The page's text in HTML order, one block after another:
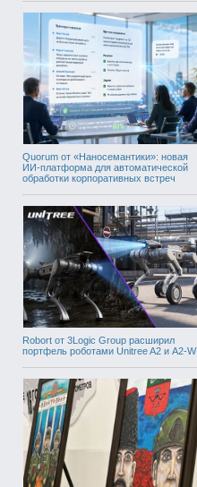
Quorum от «Наносемантики»: новая
ИИ-платформа для автоматической
обработки корпоративных встреч
Robort от 3Logic Group расширил
портфель роботами Unitree A2 и A2-W